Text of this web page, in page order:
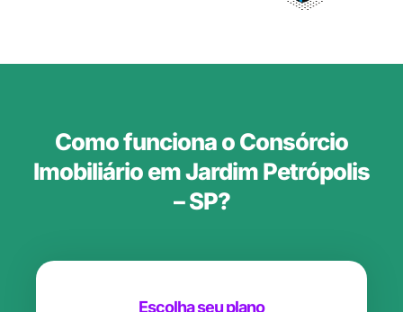
Como funciona o Consórcio
Imobiliário em Jardim Petrópolis
– SP?
Escolha seu plano